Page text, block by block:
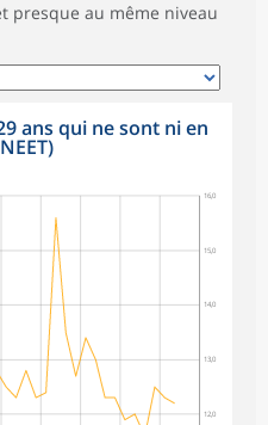
presque au même niveau
ans qui ne sont ni en
12,0
13,0
14,0
15,0
16,0